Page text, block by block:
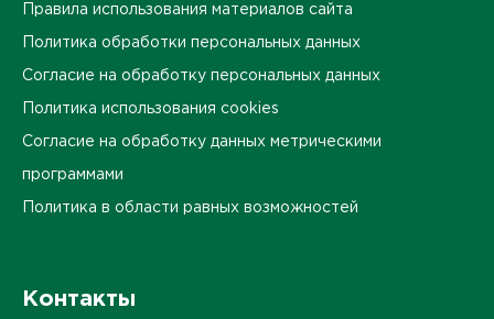
Правила использования материалов сайта
Политика обработки персональных данных
Согласие на обработку персональных данных
Политика использования cookies
Согласие на обработку данных метрическими
программами
Политика в области равных возможностей
Контакты